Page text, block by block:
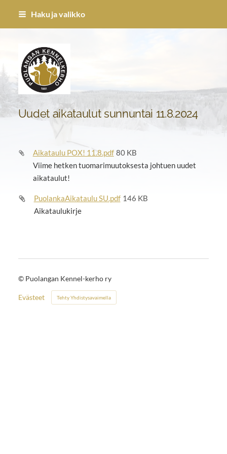
Siirry
Haku ja valikko
Puolangan Kennel-kerho ry
Uudet aikataulut sunnuntai 11.8.2024
Aikataulu POX! 11.8.pdf 80 KB
Viime hetken tuomarimuutoksesta johtuen uudet
aikataulut!
PuolankaAikataulu SU.pdf 146 KB
Aikataulukirje
© Puolangan Kennel-kerho ry
Evästeet Tehty Yhdistysavaimella